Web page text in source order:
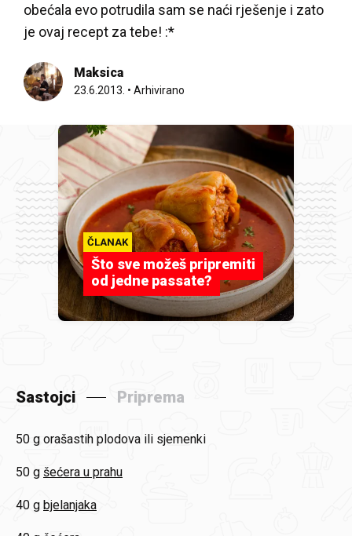
obećala evo potrudila sam se naći rješenje i zato
je ovaj recept za tebe! :*
Maksica
23.6.2013. • Arhivirano
ČLANAK
Što sve možeš pripremiti
od jedne passate?
Sastojci Priprema
50 g orašastih plodova ili sjemenki
50 g šećera u prahu
40 g bjelanjaka